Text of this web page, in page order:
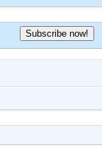
Subscribe now!